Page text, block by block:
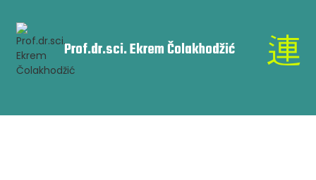
Prof.dr.sci. Ekrem Čolakhodžić